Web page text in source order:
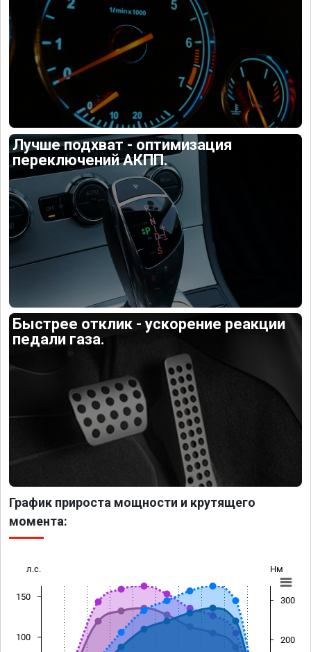
Лучше подхват - оптимизация
переключений АКПП.
Быстрее отклик - ускорение реакции
педали газа.
График прироста мощности и крутящего
момента:
л.с. Нм
100
150
200
300